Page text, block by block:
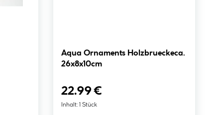
Aqua Ornaments Holzbrueckeca.
26x8x10cm
22.99 €
Inhalt: 1 Stück